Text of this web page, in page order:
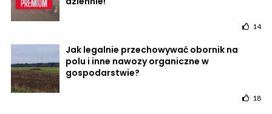
14
Jak legalnie przechowywać obornik na
polu i inne nawozy organiczne w
gospodarstwie?
18